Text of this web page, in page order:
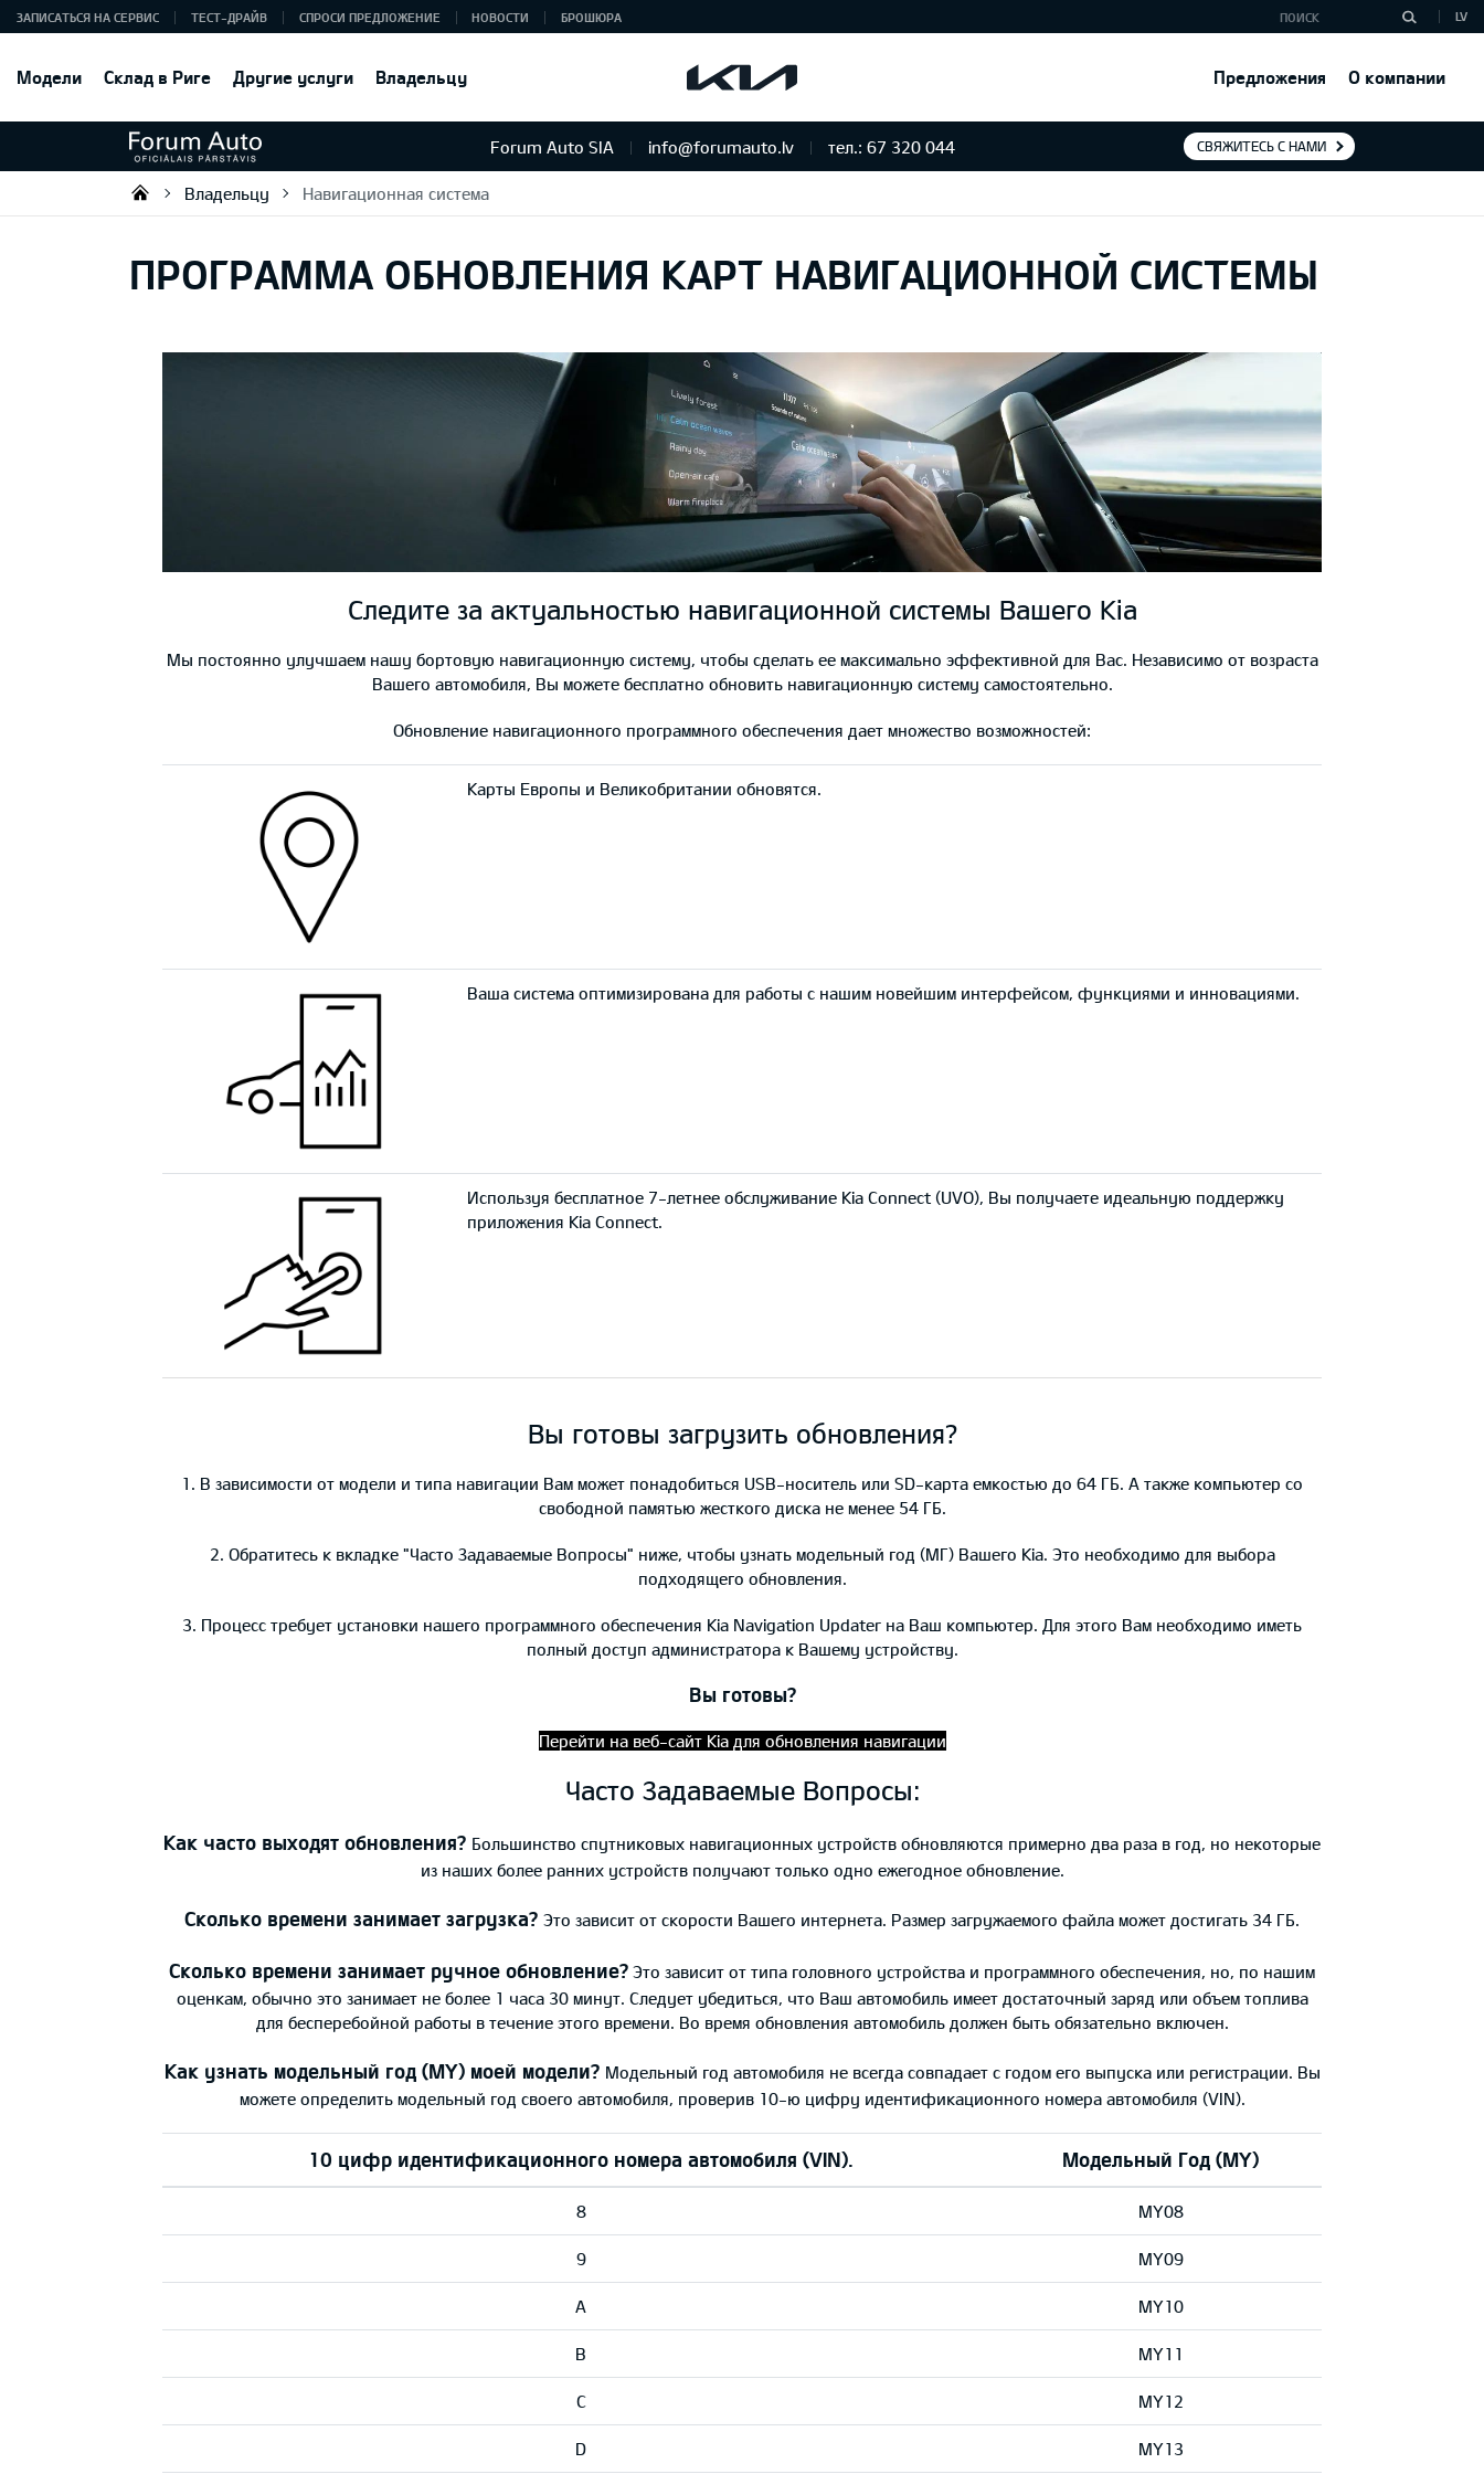
Модели Склад в Риге Другие услуги Владельцу Предложения О компании
ЗАПИСАТЬСЯ НА СЕРВИС ТЕСТ-ДРАЙВ СПРОСИ ПРЕДЛОЖЕНИЕ НОВОСТИ БРОШЮРА LV
Forum Auto SIA info@forumauto.lv тел.: 67 320 044 СВЯЖИТЕСЬ С НАМИ
Forum Auto SIA
Владельцу Навигационная система
ПРОГРАММА ОБНОВЛЕНИЯ КАРТ НАВИГАЦИОННОЙ СИСТЕМЫ
Следите за актуальностью навигационной системы Вашего Kia
Мы постоянно улучшаем нашу бортовую навигационную систему, чтобы сделать ее максимально эффективной для Вас. Независимо от возраста
Вашего автомобиля, Вы можете бесплатно обновить навигационную систему самостоятельно.
Обновление навигационного программного обеспечения дает множество возможностей:
Карты Европы и Великобритании обновятся.
Ваша система оптимизирована для работы с нашим новейшим интерфейсом, функциями и инновациями.
Используя бесплатное 7-летнее обслуживание Kia Connect (UVO), Вы получаете идеальную поддержку
приложения Kia Connect.
Вы готовы загрузить обновления?
1. В зависимости от модели и типа навигации Вам может понадобиться USB-носитель или SD-карта емкостью до 64 ГБ. А также компьютер со
свободной памятью жесткого диска не менее 54 ГБ.
2. Обратитесь к вкладке "Часто Задаваемые Вопросы" ниже, чтобы узнать модельный год (МГ) Вашего Kia. Это необходимо для выбора
подходящего обновления.
3. Процесс требует установки нашего программного обеспечения Kia Navigation Updater на Ваш компьютер. Для этого Вам необходимо иметь
полный доступ администратора к Вашему устройству.
Вы готовы?
Перейти на веб-сайт Kia для обновления навигации
Часто Задаваемые Вопросы:
Как часто выходят обновления? Большинство спутниковых навигационных устройств обновляются примерно два раза в год, но некоторые
из наших более ранних устройств получают только одно ежегодное обновление.
Сколько времени занимает загрузка? Это зависит от скорости Вашего интернета. Размер загружаемого файла может достигать 34 ГБ.
Сколько времени занимает ручное обновление? Это зависит от типа головного устройства и программного обеспечения, но, по нашим
оценкам, обычно это занимает не более 1 часа 30 минут. Следует убедиться, что Ваш автомобиль имеет достаточный заряд или объем топлива
для бесперебойной работы в течение этого времени. Во время обновления автомобиль должен быть обязательно включен.
Как узнать модельный год (МY) моей модели? Модельный год автомобиля не всегда совпадает с годом его выпуска или регистрации. Вы
можете определить модельный год своего автомобиля, проверив 10-ю цифру идентификационного номера автомобиля (VIN).
10 цифр идентификационного номера автомобиля (VIN). Модельный Год (MY)
8 MY08
9 MY09
A MY10
B MY11
C MY12
D MY13